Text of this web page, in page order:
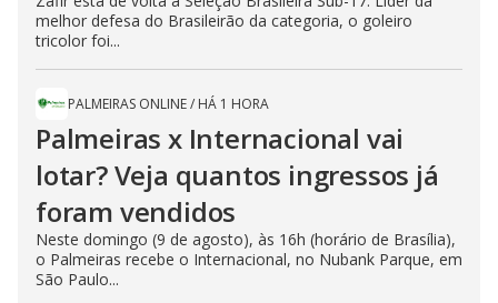
melhor defesa do Brasileirão da categoria, o goleiro
tricolor foi...
PALMEIRAS ONLINE/ HÁ 1 HORA
Palmeiras x Internacional vai
lotar? Veja quantos ingressos já
foram vendidos
Neste domingo (9 de agosto), às 16h (horário de Brasília),
o Palmeiras recebe o Internacional, no Nubank Parque, em
São Paulo...